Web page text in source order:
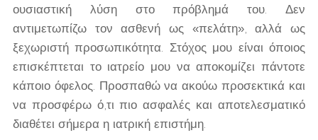
ουσιαστική λύση στο πρόβλημά του. Δεν
αντιμετωπίζω τον ασθενή ως «πελάτη», αλλά ως
ξεχωριστή προσωπικότητα. Στόχος μου είναι όποιος
επισκέπτεται το ιατρείο μου να αποκομίζει πάντοτε
κάποιο όφελος. Προσπαθώ να ακούω προσεκτικά και
να προσφέρω ό,τι πιο ασφαλές και αποτελεσματικό
διαθέτει σήμερα η ιατρική επιστήμη.